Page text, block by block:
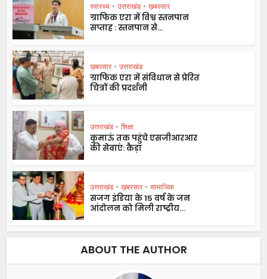
स्वास्थ्य • उत्तराखंड • ख़बरसार
ग्राफिक एरा में विश्व स्तनपान
सप्ताह : स्तनपान से...
ख़बरसार • उत्तराखंड
ग्राफिक एरा में संविधान से प्रेरित
चित्रों की प्रदर्शनी
उत्तराखंड • शिक्षा
कुमाऊं तक पहुंचे एसजीआरआर
की सेवाएं: कैड़ा
उत्तराखंड • ख़बरसार • सामाजिक
सजग इंडिया के 15 वर्ष के जन
आंदोलन को मिली राष्ट्रीय...
ABOUT THE AUTHOR